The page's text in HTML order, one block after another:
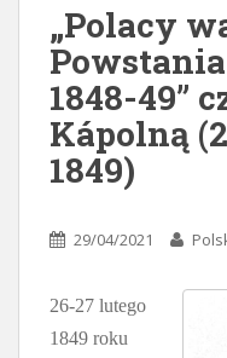
„Polacy
1848-49”
Kápolną
1849)
29/04/2021
26-27 lutego
1849 roku